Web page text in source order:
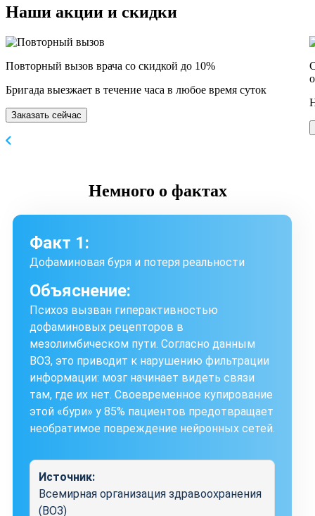
Наши акции и скидки
Повторный вызов врача со скидкой до 10%
Бригада выезжает в течение часа в любое время суток
Заказать сейчас
Немного о фактах
Факт 1:
Дофаминовая буря и потеря реальности
Объяснение:
Психоз вызван гиперактивностью
дофаминовых рецепторов в
мезолимбическом пути. Согласно данным
ВОЗ, это приводит к нарушению фильтрации
информации: мозг начинает видеть связи
там, где их нет. Своевременное купирование
этой «бури» у 85% пациентов предотвращает
необратимое повреждение нейронных сетей.
Источник:
Всемирная организация здравоохранения
(ВОЗ)